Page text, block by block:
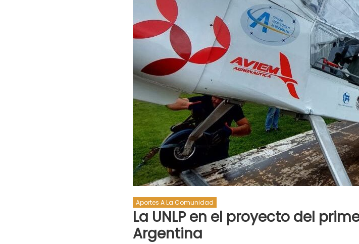
Aportes A La Comunidad
La UNLP en el proyecto del
Argentina